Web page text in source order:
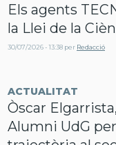
Els agents
la Llei de la
30/07/2026 - 13:38 per Redacció
ACTUALITAT
Òscar
Alumni UdG